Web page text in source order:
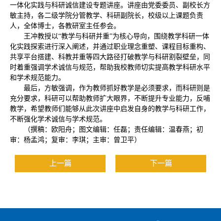
一体化实践与科研诚信建设专题讲座。讲座由党委委员、副校长方
敏主持，各二级学院分管教学、科研副院长，校级以上课题负责
人，全体博士，各教研室主任参会。
王冲教授以“教学与科研并重”为核心导向，围绕教学科研一体
化实践探索进行深入阐述，并通过职业理念重塑、课程目标重构、
共享平台搭建、科教并重等四大路径打破教学与科研割裂壁垒，同
时着重强调学术诚信与规范，帮助我校教师切实提高教学科研水平
和学术规范能力。
最后，方敏强调，作为教师抓好教学是必须要求，而科研则是
充分要求，科研可以帮助教师扩大眼界，不断提升专业能力，反哺
教学，希望教师们能够从此次讲座中启发自身的教学与科研工作，
不断强化学术诚信与学术规范。
（撰稿：欧阳舟；图文编辑：任磊；责任编辑：温春燕；初
审：杨孟鸿；复审：李琪；主审：曾卫平）
上一篇 下一篇